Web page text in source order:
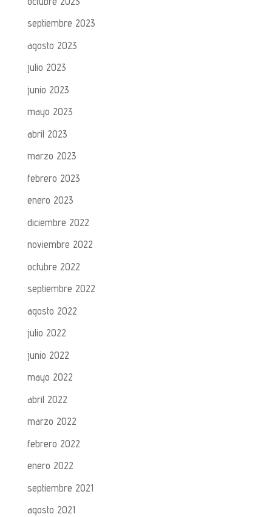
septiembre 2023
agosto 2023
julio 2023
junio 2023
mayo 2023
abril 2023
marzo 2023
febrero 2023
enero 2023
diciembre 2022
noviembre 2022
octubre 2022
septiembre 2022
agosto 2022
julio 2022
junio 2022
mayo 2022
abril 2022
marzo 2022
febrero 2022
enero 2022
septiembre 2021
agosto 2021